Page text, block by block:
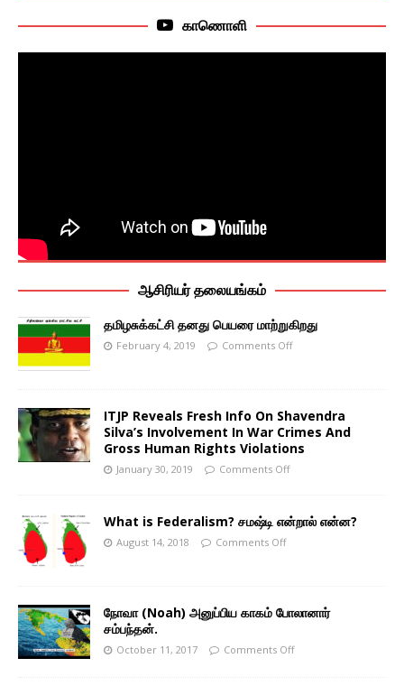
காணொளி
ஆசிரியர் தலையங்கம்
தமிழசுக்கட்சி தனது பெயரை மாற்றுகிறது
February 4, 2019 Comments Off
ITJP Reveals Fresh Info On Shavendra
Silva’s Involvement In War Crimes And
Gross Human Rights Violations
January 30, 2019 Comments Off
What is Federalism? சமஷ்டி என்றால் என்ன?
August 14, 2018 Comments Off
நோவா (Noah) அனுப்பிய காகம் போலானார்
சம்பந்தன்.
October 11, 2017 Comments Off